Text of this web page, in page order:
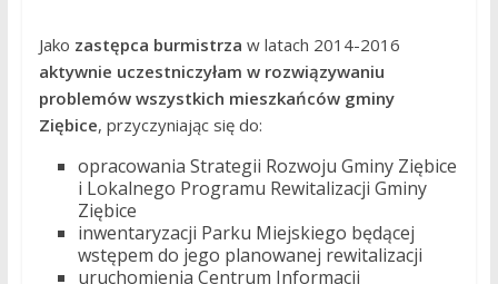
Jako zastępca burmistrza w latach 2014-2016
aktywnie uczestniczyłam w rozwiązywaniu
problemów wszystkich mieszkańców gminy
Ziębice, przyczyniając się do:
opracowania Strategii Rozwoju Gminy Ziębice
i Lokalnego Programu Rewitalizacji Gminy
Ziębice
inwentaryzacji Parku Miejskiego będącej
wstępem do jego planowanej rewitalizacji
uruchomienia Centrum Informacji